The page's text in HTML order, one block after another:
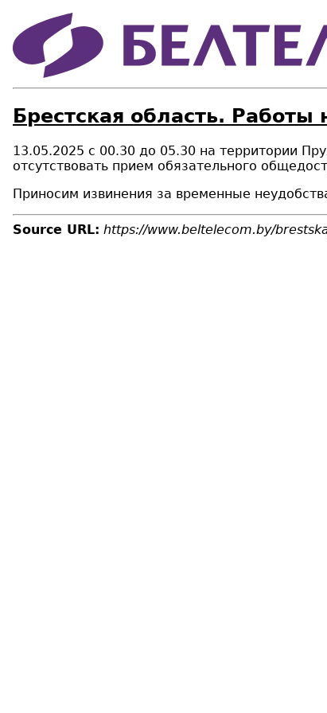
Брестская область.
13.05.2025 с 00.30 до 05.30 на территории
отсутствовать прием обязательного
Приносим извинения за временные
Source URL: https://www.beltelecom.by/